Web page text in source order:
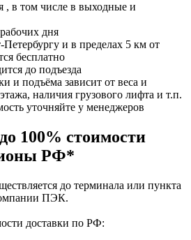
, в том числе в выходные и
дня
Петербургу и в пределах 5 км от
бесплатно
до подъезда
и подъёма зависит от веса и
наличия грузового лифта и т.п.
уточняйте у менеджеров
100% стоимости
РФ*
до терминала или пункта
ПЭК.
доставки по РФ: